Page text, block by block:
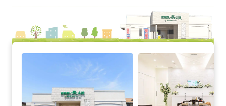
家族葬の長坂 武蔵村山の詳細へ